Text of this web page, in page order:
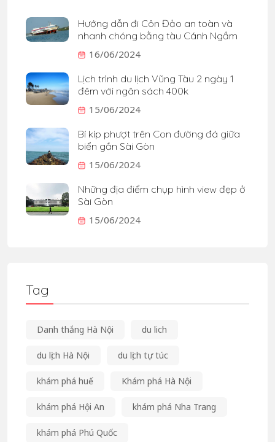
Hướng dẫn đi Côn Đảo an toàn và
nhanh chóng bằng tàu Cánh Ngầm
16/06/2024
Lịch trình du lịch Vũng Tàu 2 ngày 1
đêm với ngân sách 400k
15/06/2024
Bí kíp phượt trên Con đường đá giữa
biển gần Sài Gòn
15/06/2024
Những địa điểm chụp hình view đẹp ở
Sài Gòn
15/06/2024
Tag
Danh thắng Hà Nội du lich
du lịch Hà Nội du lịch tự túc
khám phá huế Khám phá Hà Nội
khám phá Hội An khám phá Nha Trang
khám phá Phú Quốc